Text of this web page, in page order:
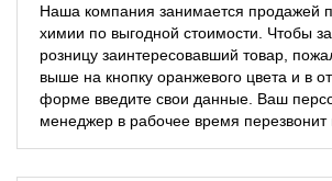
Наша компания занимается продажей
химии по выгодной стоимости. Чтобы
розницу заинтересовавший товар,
выше на кнопку оранжевого цвета и в
форме введите свои данные. Ваш
менеджер в рабочее время перезвонит